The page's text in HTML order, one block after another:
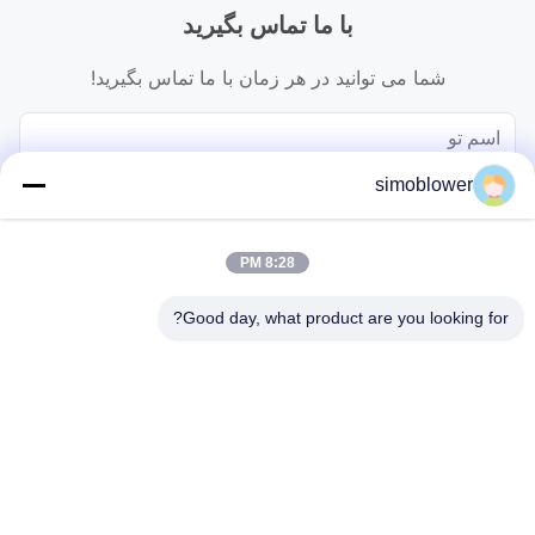
با ما تماس بگیرید
شما می توانید در هر زمان با ما تماس بگیرید!
simoblower
8:28 PM
Good day, what product are you looking for?